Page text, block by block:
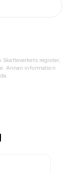
register,
Annan information